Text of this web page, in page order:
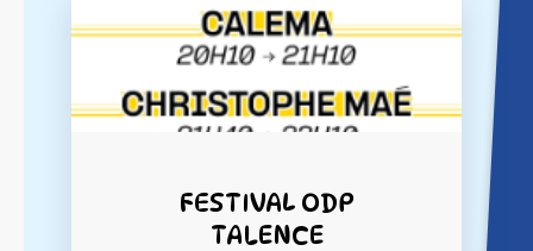
FESTIVAL ODP
TALENCE